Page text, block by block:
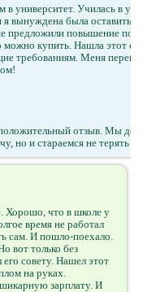
университет. Училась в
вынуждена была оставить
повышение по
купить. Нашла этот
требованиям. Меня
отзыв. Мы
но и стараемся не терять
Хорошо, что в школе у
время не работал
сам. И пошло-поехало.
вот только без
совету. Нашел этот
на руках.
зарплату. И